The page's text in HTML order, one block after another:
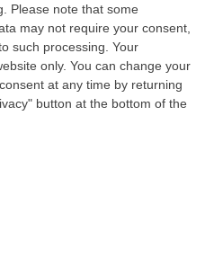
Please note that some
may not require your consent,
such processing. Your
only. You can change your
at any time by returning
button at the bottom of the
a Reggio, è
e Forza Italia
in quota Lega
Occhiuto. Gli azzurri: